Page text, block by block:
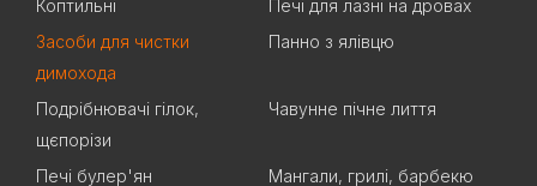
Коптильні
Печі для лазні на дровах
Засоби для чистки
димохода
Панно з ялівцю
Подрібнювачі гілок,
щєпорізи
Чавунне пічне лиття
Печі булер'ян Мангали, грилі, барбекю